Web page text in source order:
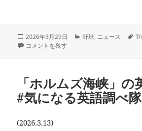
投
稿
2026年3月29日
カ
野球, ニュース
タ
Th
大谷選手が書いた three-peat は？－
コメントを残す
「ホルムズ海峡」の
#気になる英語調べ
(2026.3.13)